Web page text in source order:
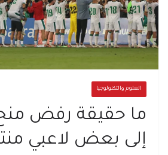
العلوم والتكنولوجيا
ما حقيقة رفض
إلى بعض لاعبي